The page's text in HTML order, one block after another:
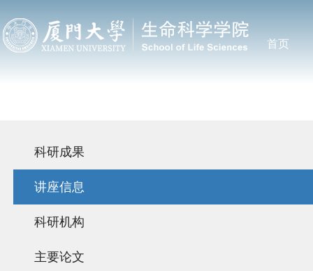
首页
科研成果
讲座信息
科研机构
主要论文